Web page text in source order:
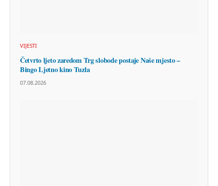
VIJESTI
Četvrto ljeto zaredom Trg slobode postaje Naše mjesto –
Bingo Ljetno kino Tuzla
07.08.2026